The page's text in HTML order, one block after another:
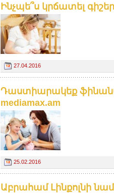
Ինչպե՞ս կրճատել
27.04.2016
Դաստիարակեք
mediamax.am
25.02.2016
Աբրահամ Լինքոլնի